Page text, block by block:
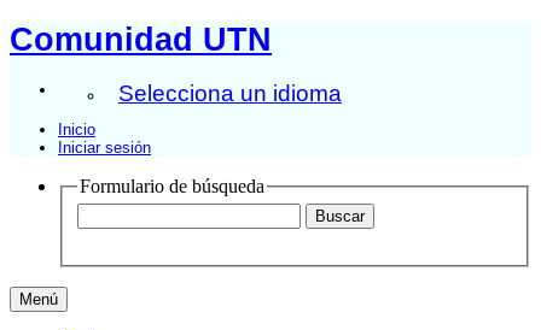
Comunidad UTN
Selecciona un idioma
Inicio
Iniciar sesión
Formulario de búsqueda
Menú